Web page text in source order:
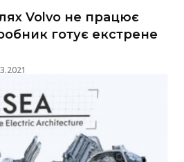
Volvo не працює
готує екстрене